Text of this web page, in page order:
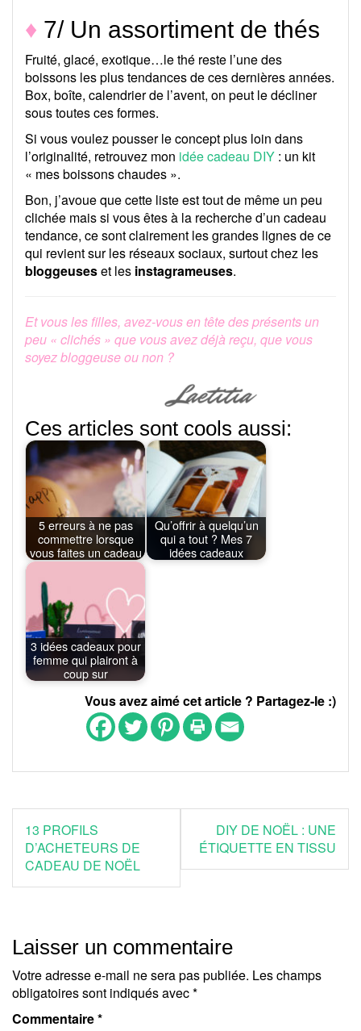
♦ 7/ Un assortiment de thés
Fruité, glacé, exotique…le thé reste l’une des
boissons les plus tendances de ces dernières années.
Box, boîte, calendrier de l’avent, on peut le décliner
sous toutes ces formes.
Si vous voulez pousser le concept plus loin dans
l’originalité, retrouvez mon idée cadeau DIY : un kit
« mes boissons chaudes ».
Bon, j’avoue que cette liste est tout de même un peu
clichée mais si vous êtes à la recherche d’un cadeau
tendance, ce sont clairement les grandes lignes de ce
qui revient sur les réseaux sociaux, surtout chez les
bloggeuseset les instagrameuses.
Et vous les filles, avez-vous en tête des présents un
peu « clichés » que vous avez déjà reçu, que vous
soyez bloggeuse ou non ?
Ces articles sont cools aussi:
5 erreurs à ne pas
commettre lorsque
vous faites un cadeau
Qu’offrir à quelqu’un
qui a tout ? Mes 7
idées cadeaux
3 idées cadeaux pour
femme qui plairont à
coup sur
Vous avez aimé cet article ? Partagez-le :)
Navigation
de
l’article
13 PROFILS
D’ACHETEURS DE
CADEAU DE NOËL
DIY DE NOËL : UNE
ÉTIQUETTE EN TISSU
Laisser un commentaire
Votre adresse e-mail ne sera pas publiée. Les champs
obligatoires sont indiqués avec*
Commentaire*